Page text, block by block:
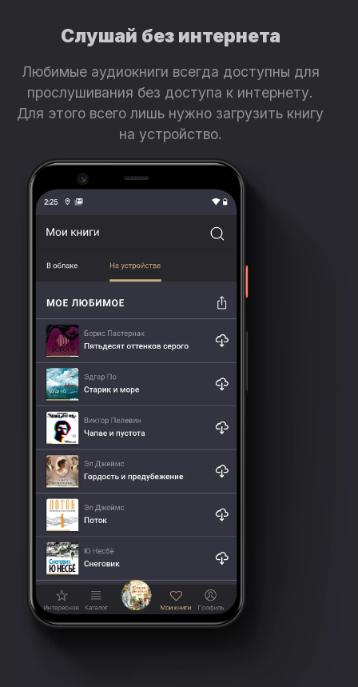
Слушай без интернета
Любимые аудиокниги всегда доступны для
прослушивания без доступа к интернету.
Для этого всего лишь нужно загрузить книгу
на устройство.